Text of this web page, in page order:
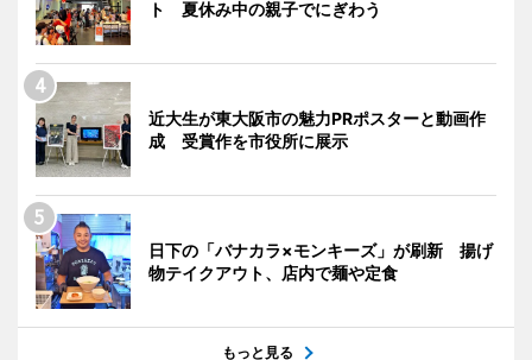
ト 夏休み中の親子でにぎわう
近大生が東大阪市の魅力PRポスターと動画作
成 受賞作を市役所に展示
日下の「バナカラ×モンキーズ」が刷新 揚げ
物テイクアウト、店内で麺や定食
もっと見る